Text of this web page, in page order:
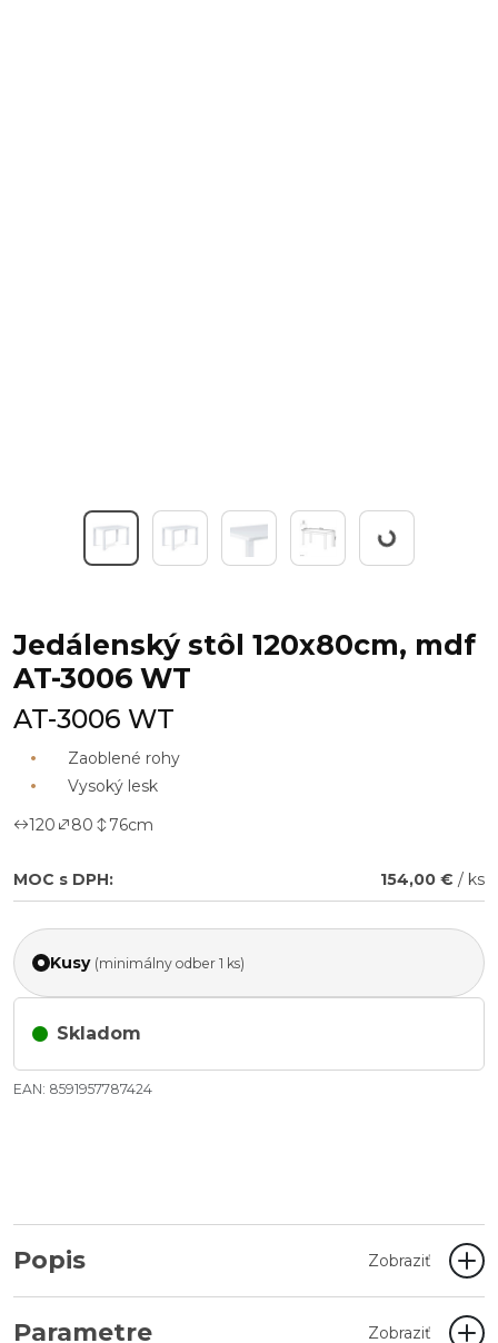
Working...
Jedálenský stôl 120x80cm, mdf
AT-3006 WT
AT-3006 WT
Zaoblené rohy
Vysoký lesk
120
80 76cm
MOC s DPH: 154,00 € / ks
Kusy (minimálny odber 1 ks)
Skladom
EAN: 8591957787424
Popis Zobraziť
Parametre Zobraziť